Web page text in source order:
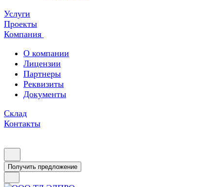
Услуги
Проекты
Компания
О компании
Лицензии
Партнеры
Реквизиты
Документы
Склад
Контакты
Получить предложение